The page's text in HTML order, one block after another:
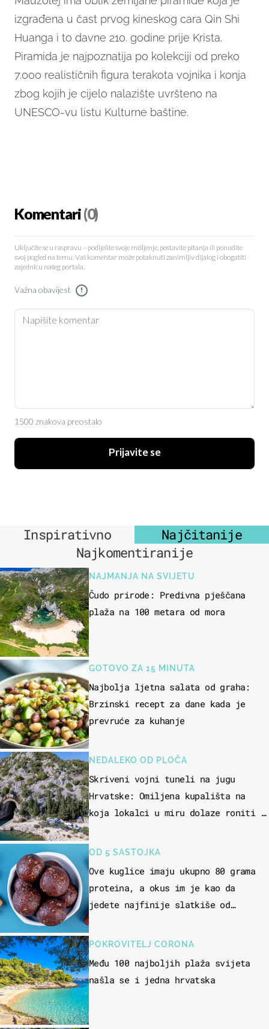
izgrađena u čast prvog kineskog cara Qin Shi
Huanga i to davne 210. godine prije Krista.
Piramida je najpoznatija po kolekciji od preko
7.000 realističnih figura terakota vojnika i konja
zbog kojih je cijelo nalazište uvršteno na
UNESCO-vu listu Kulturne baštine.
Komentari(0)
Uključite se u raspravu – podijelite svoje mišljenje, postavite pitanja ili ponudite
svoj pogled na temu. Vaš komentar može potaknuti zanimljiv dijalog i obogatiti
zajednicu našeg portala.
Važna obavijest !
1500 znakova preostalo
Prijavite se
Inspirativno
Najčitanije
Najkomentiranije
NAJMANJA NA SVIJETU
Čudo prirode: Predivna pješčana
plaža na 100 metara od mora
GOTOVO ZA 15 MINUTA
Najbolja ljetna salata od graha:
Brzinski recept za dane kada je
prevruće za kuhanje
NEDALEKO OD PLOČA
Skriveni vojni tuneli na jugu
Hrvatske: Omiljena kupališta na
koja lokalci u miru dolaze roniti i
OD 5 SASTOJKA
Ove kuglice imaju ukupno 80 grama
proteina, a okus im je kao da
jedete najfinije slatkiše od
POKROVITELJ CORONA
Među 100 najboljih plaža svijeta
našla se i jedna hrvatska